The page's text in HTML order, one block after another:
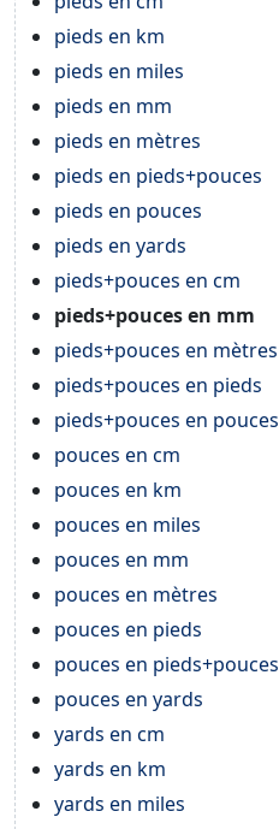
pieds en km
pieds en miles
pieds en mm
pieds en mètres
pieds en pieds+pouces
pieds en pouces
pieds en yards
pieds+pouces en cm
pieds+pouces en mm
pieds+pouces en mètres
pieds+pouces en pieds
pieds+pouces en pouces
pouces en cm
pouces en km
pouces en miles
pouces en mm
pouces en mètres
pouces en pieds
pouces en pieds+pouces
pouces en yards
yards en cm
yards en km
yards en miles